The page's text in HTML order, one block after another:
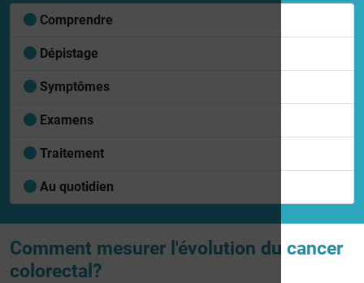
Comprendre
Dépistage
Symptômes
Examens
Traitement
Au quotidien
Comment mesurer l'évolution du cancer
colorectal?